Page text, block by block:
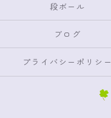
段ボール
ブログ
プライバシーポリシー